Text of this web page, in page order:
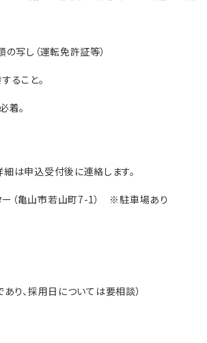
し（運転免許証等）
こと。
。
受付後に連絡します。
山市若山町7-1） ※駐車場あり
採用日については要相談）